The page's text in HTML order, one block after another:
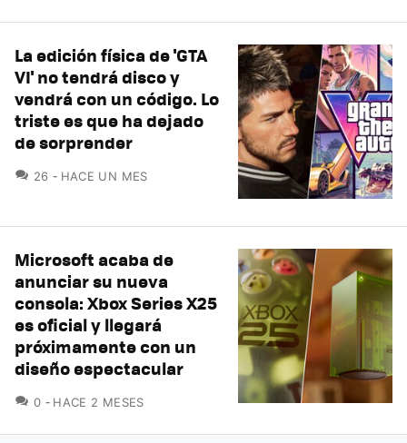
La edición física de 'GTA
VI' no tendrá disco y
vendrá con un código. Lo
triste es que ha dejado
de sorprender
26 COMENTARIOS
HACE UN MES
Microsoft acaba de
anunciar su nueva
consola: Xbox Series X25
es oficial y llegará
próximamente con un
diseño espectacular
0 COMENTARIOS
HACE 2 MESES